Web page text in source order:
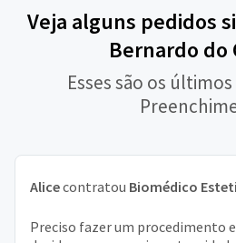
Veja alguns pedidos
Bernardo do
Esses são os
Alicecontratou Biomédico
Preciso fazer um procedimento